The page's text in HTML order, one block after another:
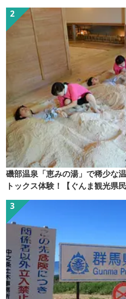
磯部温泉「恵みの湯」で稀少な
トックス体験！【ぐんま観光県